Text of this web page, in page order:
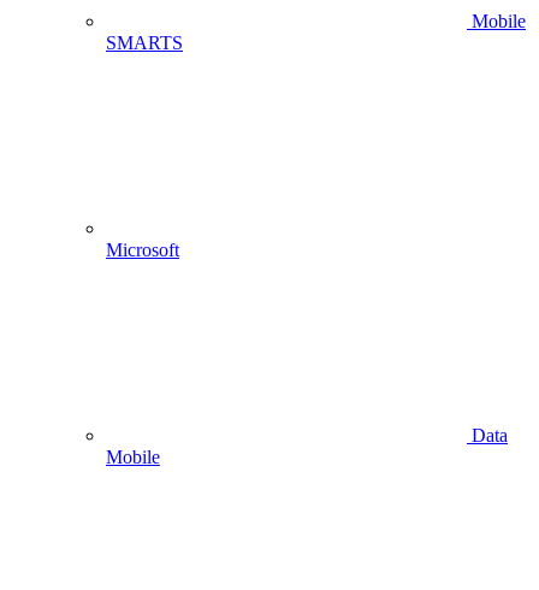
Mobile
SMARTS
Microsoft
Data
Mobile